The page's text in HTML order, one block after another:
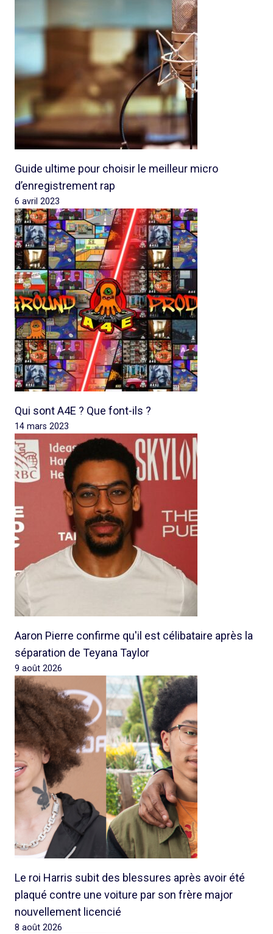
Guide ultime pour choisir le meilleur micro
d’enregistrement rap
6 avril 2023
Qui sont A4E ? Que font-ils ?
14 mars 2023
Aaron Pierre confirme qu'il est célibataire après la
séparation de Teyana Taylor
9 août 2026
Le roi Harris subit des blessures après avoir été
plaqué contre une voiture par son frère major
nouvellement licencié
8 août 2026